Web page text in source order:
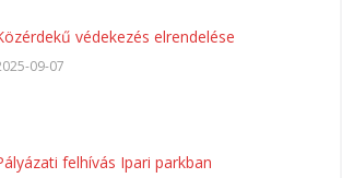
védekezés elrendelése
09-07
felhívás Ipari parkban